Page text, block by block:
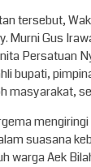
tersebut,
Murni Gus
Persatuan
bupati,
masyarakat,
suasana
warga Aek